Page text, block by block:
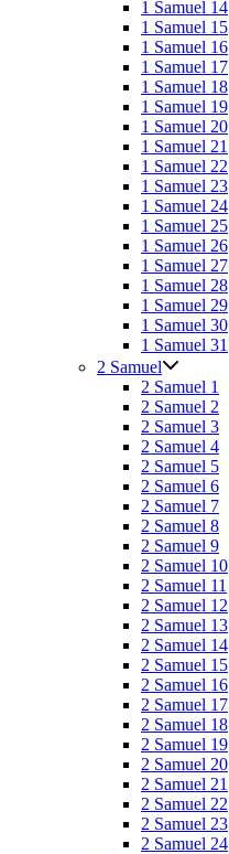
1 Samuel 14
1 Samuel 15
1 Samuel 16
1 Samuel 17
1 Samuel 18
1 Samuel 19
1 Samuel 20
1 Samuel 21
1 Samuel 22
1 Samuel 23
1 Samuel 24
1 Samuel 25
1 Samuel 26
1 Samuel 27
1 Samuel 28
1 Samuel 29
1 Samuel 30
1 Samuel 31
2 Samuel
2 Samuel 1
2 Samuel 2
2 Samuel 3
2 Samuel 4
2 Samuel 5
2 Samuel 6
2 Samuel 7
2 Samuel 8
2 Samuel 9
2 Samuel 10
2 Samuel 11
2 Samuel 12
2 Samuel 13
2 Samuel 14
2 Samuel 15
2 Samuel 16
2 Samuel 17
2 Samuel 18
2 Samuel 19
2 Samuel 20
2 Samuel 21
2 Samuel 22
2 Samuel 23
2 Samuel 24